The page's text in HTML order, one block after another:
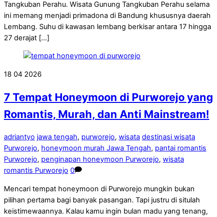
Tangkuban Perahu. Wisata Gunung Tangkuban Perahu selama
ini memang menjadi primadona di Bandung khususnya daerah
Lembang. Suhu di kawasan lembang berkisar antara 17 hingga
27 derajat […]
18 04 2026
7 Tempat Honeymoon di Purworejo yang
Romantis, Murah, dan Anti Mainstream!
adriantyo jawa tengah, purworejo, wisata destinasi wisata
Purworejo, honeymoon murah Jawa Tengah, pantai romantis
Purworejo, penginapan honeymoon Purworejo, wisata
romantis Purworejo 0
Mencari tempat honeymoon di Purworejo mungkin bukan
pilihan pertama bagi banyak pasangan. Tapi justru di situlah
keistimewaannya. Kalau kamu ingin bulan madu yang tenang,